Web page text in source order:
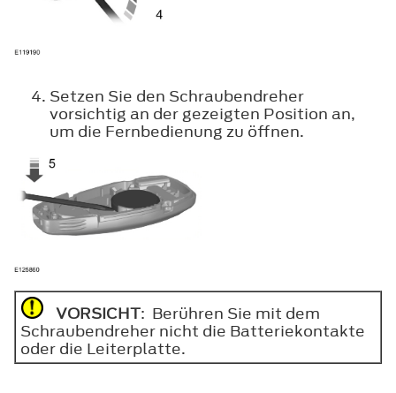
Setzen Sie den Schraubendreher
vorsichtig an der gezeigten Position an,
um die Fernbedienung zu öffnen.
VORSICHT: Berühren Sie mit dem
Schraubendreher nicht die Batteriekontakte
oder die Leiterplatte.